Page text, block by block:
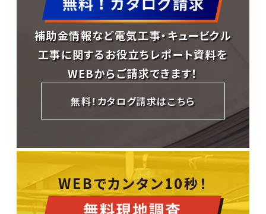
補助金情報など電気工事・キュービクル
工事に関するお役立ちレポート資料を
WEBからご請求できます！
無料！カタログ請求はこちら
WEBでカンタン10秒！